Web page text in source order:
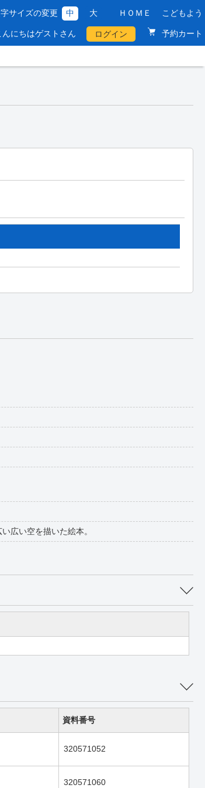
サイズの変更 中 大 ＨＯＭＥ こどもよう
んにちはゲストさん ログイン 予約カート
広い空を描いた絵本。
資料番号
320571052
320571060